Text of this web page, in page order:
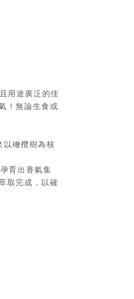
用途廣泛的佳
！無論生食或
橄欖樹為核
育出香氣集
取完成，以確